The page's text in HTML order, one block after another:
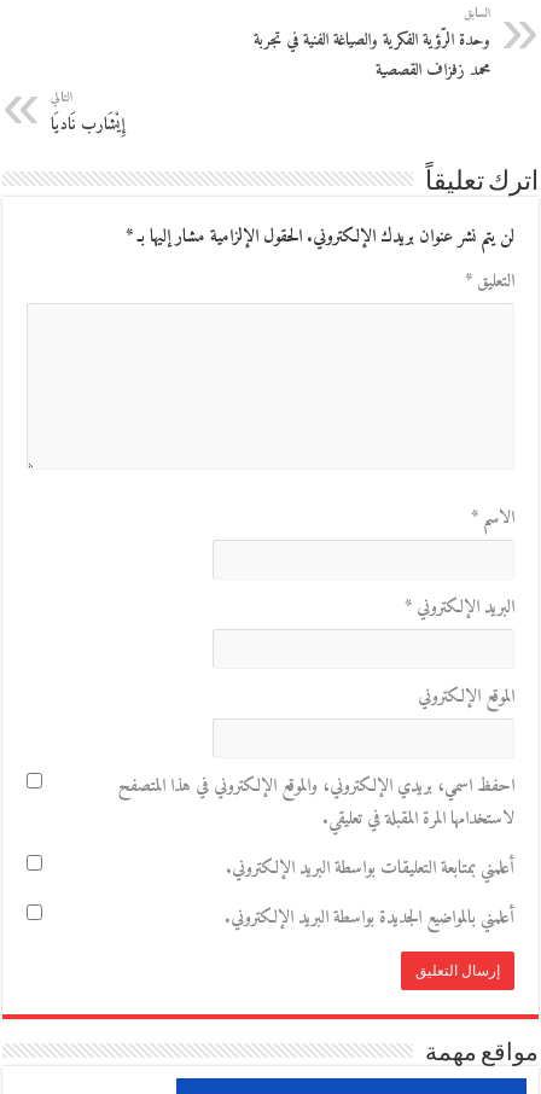
السابق
وحدة الرّؤية الفكرية والصياغة الفنية في تجربة
محمد زفزاف القصصية
التالي
إِيْشَارب نَاديَا
اترك تعليقاً
لن يتم نشر عنوان بريدك الإلكتروني.الحقول الإلزامية مشار إليها بـ*
التعليق*
الاسم*
البريد الإلكتروني*
الموقع الإلكتروني
احفظ اسمي، بريدي الإلكتروني، والموقع الإلكتروني في هذا المتصفح
لاستخدامها المرة المقبلة في تعليقي.
أعلمني بمتابعة التعليقات بواسطة البريد الإلكتروني.
أعلمني بالمواضيع الجديدة بواسطة البريد الإلكتروني.
مواقع مهمة